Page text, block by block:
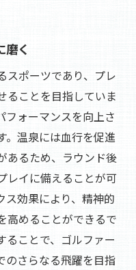
磨く
スポーツであり、プレ
ることを目指していま
フォーマンスを向上さ
。温泉には血行を促進
あるため、ラウンド後
レイに備えることが可
ス効果により、精神的
高めることができるで
ることで、ゴルファー
のさらなる飛躍を目指